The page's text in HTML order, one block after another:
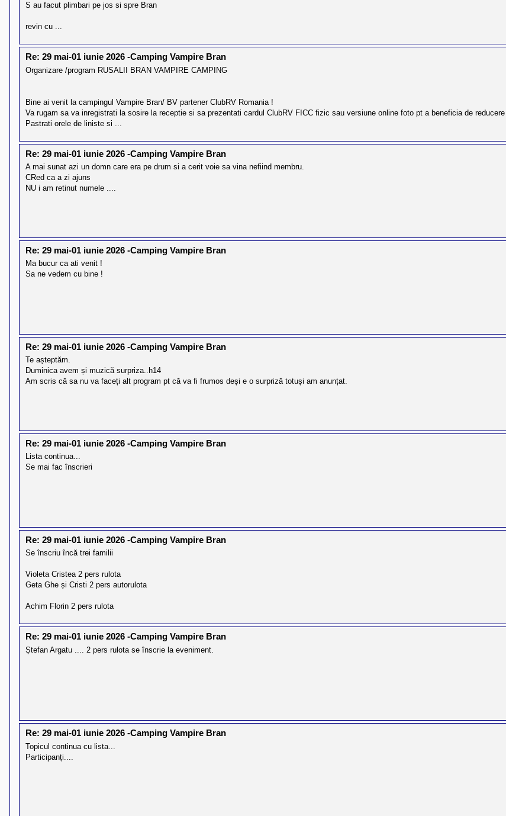
S au facut plimbari pe jos si spre Bran
revin cu ...
Re: 29 mai-01 iunie 2026 -Camping Vampire Bran
Organizare /program RUSALII BRAN VAMPIRE CAMPING
Bine ai venit la campingul Vampire Bran/ BV partener ClubRV Romania !
Va rugam sa va inregistrati la sosire la receptie si sa prezentati cardul ClubRV FICC fizic sau versiune online foto pt a beneficia de reducere .
Pastrati orele de liniste si ...
Re: 29 mai-01 iunie 2026 -Camping Vampire Bran
A mai sunat azi un domn care era pe drum si a cerit voie sa vina nefiind membru.
CRed ca a zi ajuns
NU i am retinut numele ....
Re: 29 mai-01 iunie 2026 -Camping Vampire Bran
Ma bucur ca ati venit !
Sa ne vedem cu bine !
Re: 29 mai-01 iunie 2026 -Camping Vampire Bran
Te așteptăm.
Duminica avem și muzică surpriza..h14
Am scris că sa nu va faceți alt program pt că va fi frumos deși e o surpriză totuși am anunțat.
Re: 29 mai-01 iunie 2026 -Camping Vampire Bran
Lista continua...
Se mai fac înscrieri
Re: 29 mai-01 iunie 2026 -Camping Vampire Bran
Se înscriu încă trei familii
Violeta Cristea 2 pers rulota
Geta Ghe și Cristi 2 pers autorulota
Achim Florin 2 pers rulota
Re: 29 mai-01 iunie 2026 -Camping Vampire Bran
Ștefan Argatu .... 2 pers rulota se înscrie la eveniment.
Re: 29 mai-01 iunie 2026 -Camping Vampire Bran
Topicul continua cu lista...
Participanți....